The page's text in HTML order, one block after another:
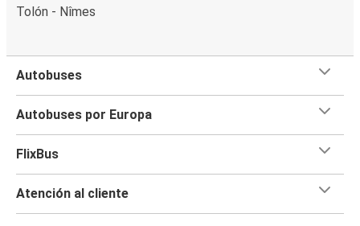
Tolón - Nîmes
Autobuses
Autobuses por Europa
FlixBus
Atención al cliente